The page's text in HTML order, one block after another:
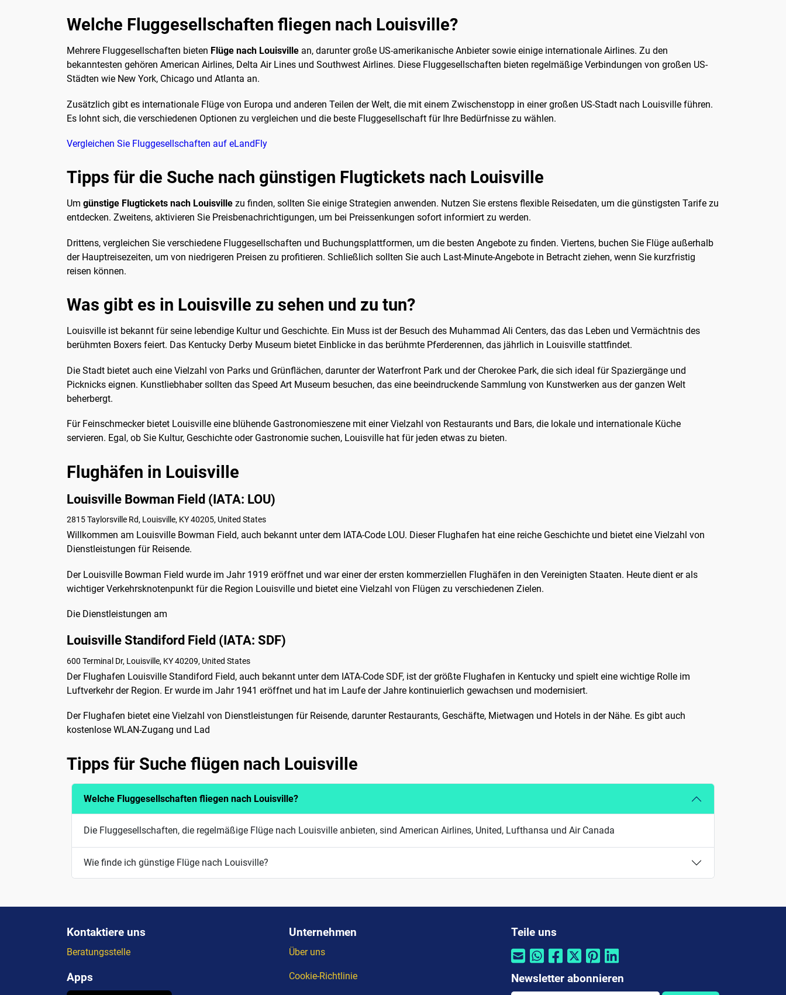
Welche Fluggesellschaften fliegen nach Louisville?
Mehrere Fluggesellschaften bieten Flüge nach Louisville an, darunter große US-amerikanische Anbieter sowie einige internationale Airlines. Zu den
bekanntesten gehören American Airlines, Delta Air Lines und Southwest Airlines. Diese Fluggesellschaften bieten regelmäßige Verbindungen von großen US-
Städten wie New York, Chicago und Atlanta an.
Zusätzlich gibt es internationale Flüge von Europa und anderen Teilen der Welt, die mit einem Zwischenstopp in einer großen US-Stadt nach Louisville führen.
Es lohnt sich, die verschiedenen Optionen zu vergleichen und die beste Fluggesellschaft für Ihre Bedürfnisse zu wählen.
Vergleichen Sie Fluggesellschaften auf eLandFly
Tipps für die Suche nach günstigen Flugtickets nach Louisville
Um günstige Flugtickets nach Louisville zu finden, sollten Sie einige Strategien anwenden. Nutzen Sie erstens flexible Reisedaten, um die günstigsten Tarife zu
entdecken. Zweitens, aktivieren Sie Preisbenachrichtigungen, um bei Preissenkungen sofort informiert zu werden.
Drittens, vergleichen Sie verschiedene Fluggesellschaften und Buchungsplattformen, um die besten Angebote zu finden. Viertens, buchen Sie Flüge außerhalb
der Hauptreisezeiten, um von niedrigeren Preisen zu profitieren. Schließlich sollten Sie auch Last-Minute-Angebote in Betracht ziehen, wenn Sie kurzfristig
reisen können.
Was gibt es in Louisville zu sehen und zu tun?
Louisville ist bekannt für seine lebendige Kultur und Geschichte. Ein Muss ist der Besuch des Muhammad Ali Centers, das das Leben und Vermächtnis des
berühmten Boxers feiert. Das Kentucky Derby Museum bietet Einblicke in das berühmte Pferderennen, das jährlich in Louisville stattfindet.
Die Stadt bietet auch eine Vielzahl von Parks und Grünflächen, darunter der Waterfront Park und der Cherokee Park, die sich ideal für Spaziergänge und
Picknicks eignen. Kunstliebhaber sollten das Speed Art Museum besuchen, das eine beeindruckende Sammlung von Kunstwerken aus der ganzen Welt
beherbergt.
Für Feinschmecker bietet Louisville eine blühende Gastronomieszene mit einer Vielzahl von Restaurants und Bars, die lokale und internationale Küche
servieren. Egal, ob Sie Kultur, Geschichte oder Gastronomie suchen, Louisville hat für jeden etwas zu bieten.
Flughäfen in Louisville
Louisville Bowman Field (IATA: LOU)
2815 Taylorsville Rd, Louisville, KY 40205, United States
Willkommen am Louisville Bowman Field, auch bekannt unter dem IATA-Code LOU. Dieser Flughafen hat eine reiche Geschichte und bietet eine Vielzahl von
Dienstleistungen für Reisende.
Der Louisville Bowman Field wurde im Jahr 1919 eröffnet und war einer der ersten kommerziellen Flughäfen in den Vereinigten Staaten. Heute dient er als
wichtiger Verkehrsknotenpunkt für die Region Louisville und bietet eine Vielzahl von Flügen zu verschiedenen Zielen.
Die Dienstleistungen am
Louisville Standiford Field (IATA: SDF)
600 Terminal Dr, Louisville, KY 40209, United States
Der Flughafen Louisville Standiford Field, auch bekannt unter dem IATA-Code SDF, ist der größte Flughafen in Kentucky und spielt eine wichtige Rolle im
Luftverkehr der Region. Er wurde im Jahr 1941 eröffnet und hat im Laufe der Jahre kontinuierlich gewachsen und modernisiert.
Der Flughafen bietet eine Vielzahl von Dienstleistungen für Reisende, darunter Restaurants, Geschäfte, Mietwagen und Hotels in der Nähe. Es gibt auch
kostenlose WLAN-Zugang und Lad
Tipps für Suche flügen nach Louisville
Welche Fluggesellschaften fliegen nach Louisville?
Die Fluggesellschaften, die regelmäßige Flüge nach Louisville anbieten, sind American Airlines, United, Lufthansa und Air Canada
Wie finde ich günstige Flüge nach Louisville?
Kontaktiere uns
Beratungsstelle
Apps
Unternehmen
Über uns
Cookie-Richtlinie
Teile uns
Newsletter abonnieren